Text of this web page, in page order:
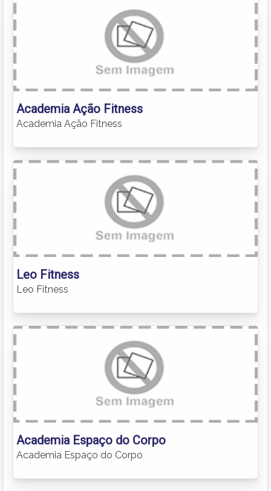
Academia Ação Fitness
Academia Ação Fitness
Leo Fitness
Leo Fitness
Academia Espaço do Corpo
Academia Espaço do Corpo